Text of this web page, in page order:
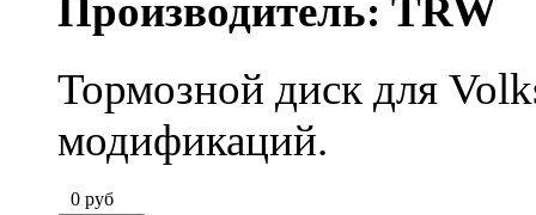
Производитель: TRW
Тормозной диск для
модификаций.
0 руб